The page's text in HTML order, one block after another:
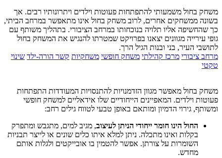
משחק בחול משמעותי להתפתחות פעוטות וילדים ויתרונותיו רבים. אך
בשונה ממשחקים אחרים, לרוב משחק בחול אינו מתאפשר במרחב הביתי,
כך שהחשיפה אליו תלויה בנוכחותו במרחב הציבורי. בתהליך משותף עם
גופי עירייה מגוונים יצאנו בפרויקט שמטרתו להנגיש את המשחק בחול
לתושבי העיר, בני ובנות הגיל הרך.
מרחב ציבורי מרכז קהילתי משחק חופשי משחקיות קשר הורה-ילד שינוי
טקטי
משחק בחול מאפשר מגוון הזדמנויות להתנסויות המעודדות התפתחות
פעוטות וילדים. המאפיינים הייחודיים שלו אידאליים למשחק חופשי
ומשותף, גירוי הדמיון ומותאם באופן טבעי לטווח גילים רחב:
החול הינו חומר ייחודי הניתן לעיצוב, מגיב למים, מתגבש ומתפרק
בקלות ואינו מתכלה. ניתן למלא איתו כלים שונים או לייצר תבניות
השומרות על צורתן. אפשר להטמין בו אובייקטים ולגלות אותם
מחדש.